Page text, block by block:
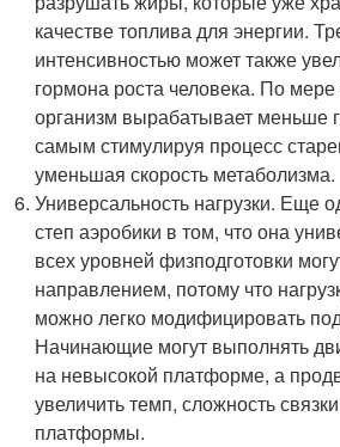
качестве топлива для энергии.
интенсивностью может также
гормона роста человека. По
организм вырабатывает меньше
самым стимулируя процесс
уменьшая скорость метаболизма.
Универсальность нагрузки. Еще
степ аэробики в том, что она
всех уровней физподготовки
направлением, потому что
можно легко модифицировать
Начинающие могут выполнять
на невысокой платформе, а
увеличить темп, сложность
платформы.